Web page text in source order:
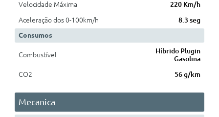
Velocidade Máxima
220 Km/h
Aceleração dos 0-100km/h
8.3 seg
Consumos
Combustível
Híbrido Plugin
Gasolina
CO2
56 g/km
Mecanica